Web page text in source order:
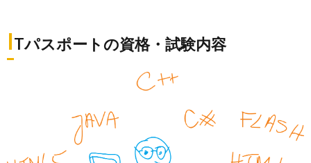
ITパスポートの資格・試験内容